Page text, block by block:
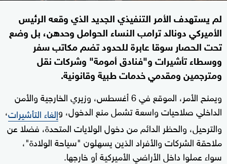
لم يستهدف الأمر التنفيذي الجديد الذي وقعه الرئيس
الأميركي دونالد ترامب النساء الحوامل وحدهن، بل وضع
تحت الحصار سوقا عابرة للحدود تضم مكاتب سفر
ووسطاء تأشيرات و"فنادق أمومة" وشركات نقل
ومترجمين ومقدمي خدمات طبية وقانونية.
ويمنح الأمر، الموقع في 6 أغسطس، وزيري الخارجية والأمن
الداخلي صلاحيات واسعة تشمل منع الدخول، وإلغاء التأشيرات،
والترحيل، والحظر الدائم من دخول الولايات المتحدة، فضلا عن
ملاحقة الشركات والأفراد الذين يسهلون "سياحة الولادة"،
سواء عملوا داخل الأراضي الأميركية أو خارجها.